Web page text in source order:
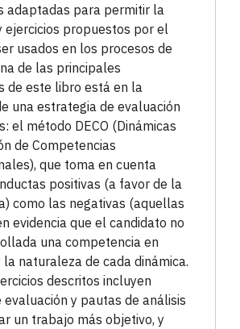
adaptadas para permitir la
ejercicios propuestos por el
usados en los procesos de
de las principales
de este libro está en la
una estrategia de evaluación
el método DECO (Dinámicas
de Competencias
que toma en cuenta
positivas (a favor de la
como las negativas (aquellas
evidencia que el candidato no
una competencia en
naturaleza de cada dinámica.
descritos incluyen
y pautas de análisis
un trabajo más objetivo, y